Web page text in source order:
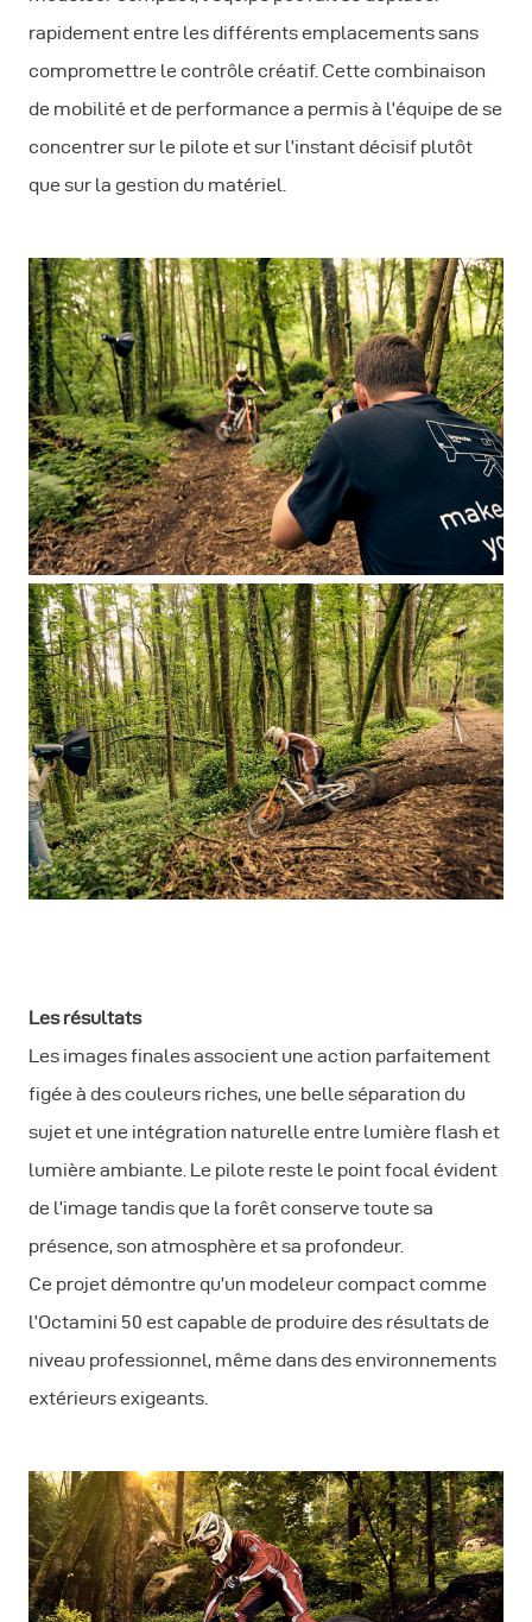
rapidement entre les différents emplacements sans
compromettre le contrôle créatif. Cette combinaison
de mobilité et de performance a permis à l’équipe de se
concentrer sur le pilote et sur l’instant décisif plutôt
que sur la gestion du matériel.
Les résultats
Les images finales associent une action parfaitement
figée à des couleurs riches, une belle séparation du
sujet et une intégration naturelle entre lumière flash et
lumière ambiante. Le pilote reste le point focal évident
de l’image tandis que la forêt conserve toute sa
présence, son atmosphère et sa profondeur.
Ce projet démontre qu’un modeleur compact comme
l’Octamini 50 est capable de produire des résultats de
niveau professionnel, même dans des environnements
extérieurs exigeants.